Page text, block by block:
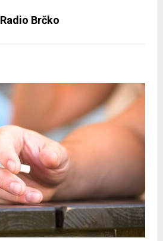
Radio Brčko